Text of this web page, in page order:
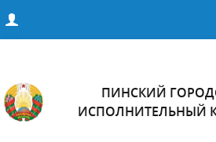
ПИНСКИЙ
ИСПОЛНИТЕЛЬНЫЙ